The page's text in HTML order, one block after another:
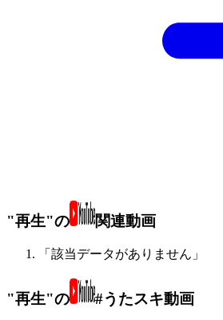
"再生"の 関連動画
「該当データがありません」
"再生"の #うたスキ動画